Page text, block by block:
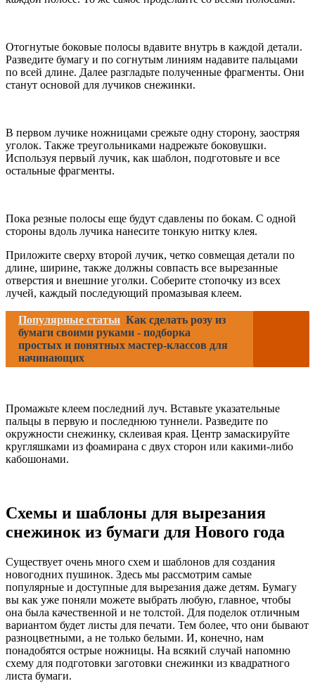
Отогнутые боковые полосы вдавите внутрь в каждой детали.
Разведите бумагу и по согнутым линиям надавите пальцами
по всей длине. Далее разгладьте полученные фрагменты. Они
станут основой для лучиков снежинки.
В первом лучике ножницами срежьте одну сторону, заостряя
уголок. Также треугольниками надрежьте боковушки.
Используя первый лучик, как шаблон, подготовьте и все
остальные фрагменты.
Пока резные полосы еще будут сдавлены по бокам. С одной
стороны вдоль лучика нанесите тонкую нитку клея.
Приложите сверху второй лучик, четко совмещая детали по
длине, ширине, также должны совпасть все вырезанные
отверстия и внешние уголки. Соберите стопочку из всех
лучей, каждый последующий промазывая клеем.
Популярные статьи Как сделать розу из
бумаги своими руками - подборка
простых и понятных мастер-классов для
начинающих
Промажьте клеем последний луч. Вставьте указательные
пальцы в первую и последнюю туннели. Разведите по
окружности снежинку, склеивая края. Центр замаскируйте
кругляшками из фоамирана с двух сторон или какими-либо
кабошонами.
Схемы и шаблоны для вырезания
снежинок из бумаги для Нового года
Существует очень много схем и шаблонов для создания
новогодних пушинок. Здесь мы рассмотрим самые
популярные и доступные для вырезания даже детям. Бумагу
вы как уже поняли можете выбрать любую, главное, чтобы
она была качественной и не толстой. Для поделок отличным
вариантом будет листы для печати. Тем более, что они бывают
разноцветными, а не только белыми. И, конечно, нам
понадобятся острые ножницы. На всякий случай напомню
схему для подготовки заготовки снежинки из квадратного
листа бумаги.